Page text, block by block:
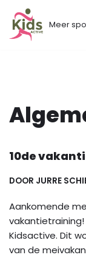
Ga
Meer
10de
DOOR JURRE
Aankomende
vakantietraining!
Kidsactive. Dit
van de